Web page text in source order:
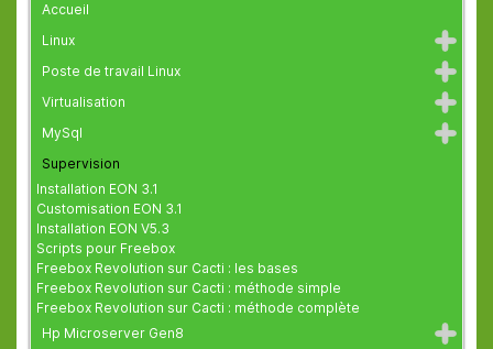
Accueil
Linux
Poste de travail Linux
Virtualisation
MySql
Supervision
Installation EON 3.1
Customisation EON 3.1
Installation EON V5.3
Scripts pour Freebox
Freebox Revolution sur Cacti : les bases
Freebox Revolution sur Cacti : méthode simple
Freebox Revolution sur Cacti : méthode complète
Hp Microserver Gen8